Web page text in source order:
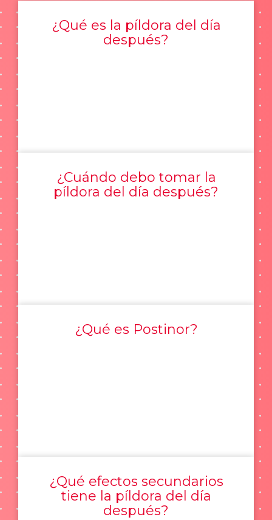
¿Qué es la píldora del día
después?
¿Cuándo debo tomar la
píldora del día después?
¿Qué es Postinor?
¿Qué efectos secundarios
tiene la píldora del día
después?